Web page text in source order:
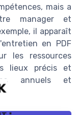
mais a
manager et
il apparaît
en PDF
les ressources
lieux précis et
annuels et